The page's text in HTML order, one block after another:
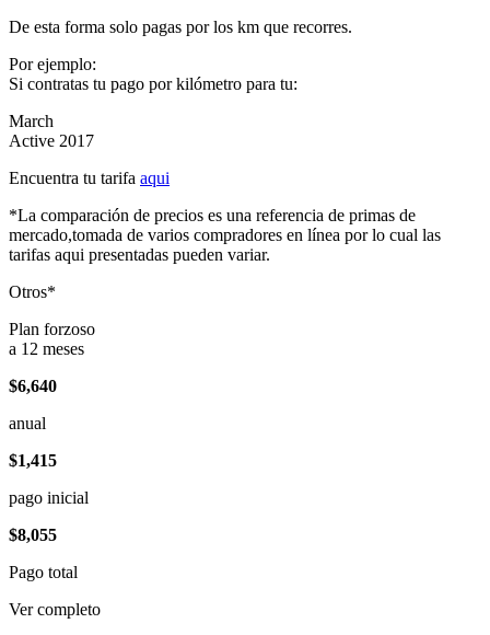
De esta forma solo pagas por los km que recorres.
Por ejemplo:
Si contratas tu pago por kilómetro para tu:
March
Active 2017
Encuentra tu tarifa aqui
*La comparación de precios es una referencia de primas de
mercado,tomada de varios compradores en línea por lo cual las
tarifas aqui presentadas pueden variar.
Otros*
Plan forzoso
a 12 meses
$6,640
anual
$1,415
pago inicial
$8,055
Pago total
Ver completo